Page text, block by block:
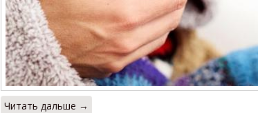
Читать дальше →